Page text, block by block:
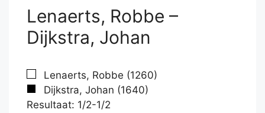
Lenaerts, Robbe –
Dijkstra, Johan
Lenaerts, Robbe (1260)
Dijkstra, Johan (1640)
Resultaat: 1/2-1/2